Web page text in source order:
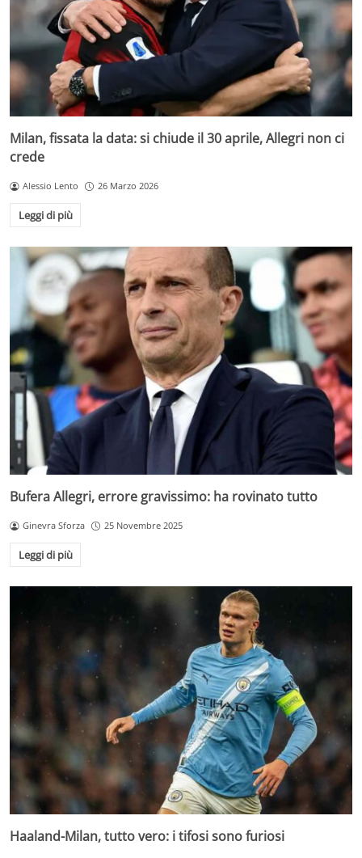
Milan, fissata la data: si chiude il 30 aprile, Allegri non ci
crede
Alessio Lento 26 Marzo 2026
Leggi di più
Bufera Allegri, errore gravissimo: ha rovinato tutto
Ginevra Sforza 25 Novembre 2025
Leggi di più
Haaland-Milan, tutto vero: i tifosi sono furiosi